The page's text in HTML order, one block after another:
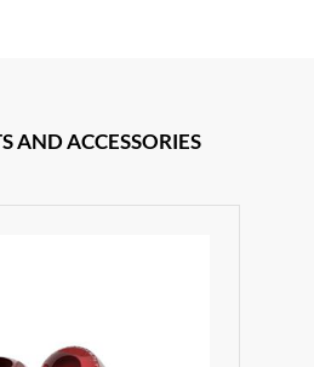
AND ACCESSORIES